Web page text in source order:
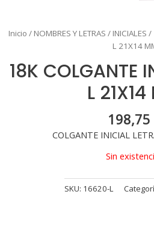
Inicio / NOMBRES Y LETRAS / INICIALES /
L 21X14
18K COLGANTE
L
198,75
COLGANTE INICIAL
Sin
SKU: 16620-L